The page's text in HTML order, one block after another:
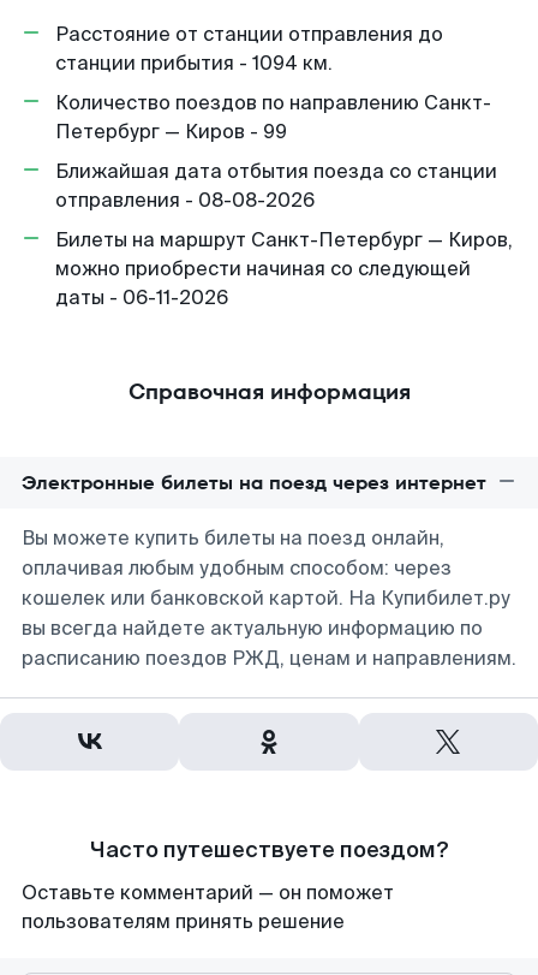
Расстояние от станции отправления до
станции прибытия - 1094 км.
Количество поездов по направлению Санкт-
Петербург — Киров - 99
Ближайшая дата отбытия поезда со станции
отправления - 08-08-2026
Билеты на маршрут Санкт-Петербург — Киров,
можно приобрести начиная со следующей
даты - 06-11-2026
Справочная информация
Электронные билеты на поезд через интернет
Вы можете купить билеты на поезд онлайн,
оплачивая любым удобным способом: через
кошелек или банковской картой. На Купибилет.ру
вы всегда найдете актуальную информацию по
расписанию поездов РЖД, ценам и направлениям.
Часто путешествуете поездом?
Оставьте комментарий — он поможет
пользователям принять решение